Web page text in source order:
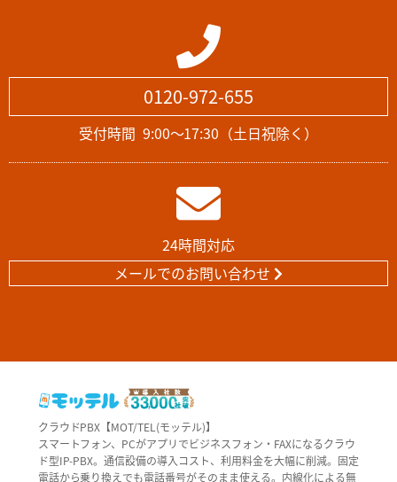
0120-972-655
受付時間 9:00～17:30（土日祝除く）
24時間対応
メールでのお問い合わせ
クラウドPBX【MOT/TEL(モッテル)】
スマートフォン、PCがアプリでビジネスフォン・FAXになるクラウ
ド型IP-PBX。通信設備の導入コスト、利用料金を大幅に削減。固定
電話から乗り換えでも電話番号がそのまま使える。内線化による無